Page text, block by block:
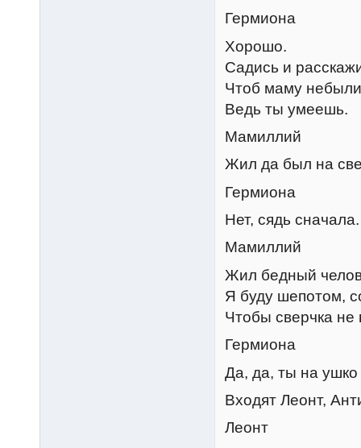
Гермиона
Хорошо.
Садись и
Чтоб маму
Ведь ты умеешь.
Мамиллий
Жил да был на
Гермиона
Нет, сядь
Мамиллий
Жил бедный
Я буду шепотом,
Чтобы сверчка не
Гермиона
Да, да, ты на ушко
Входят Леонт,
Леонт